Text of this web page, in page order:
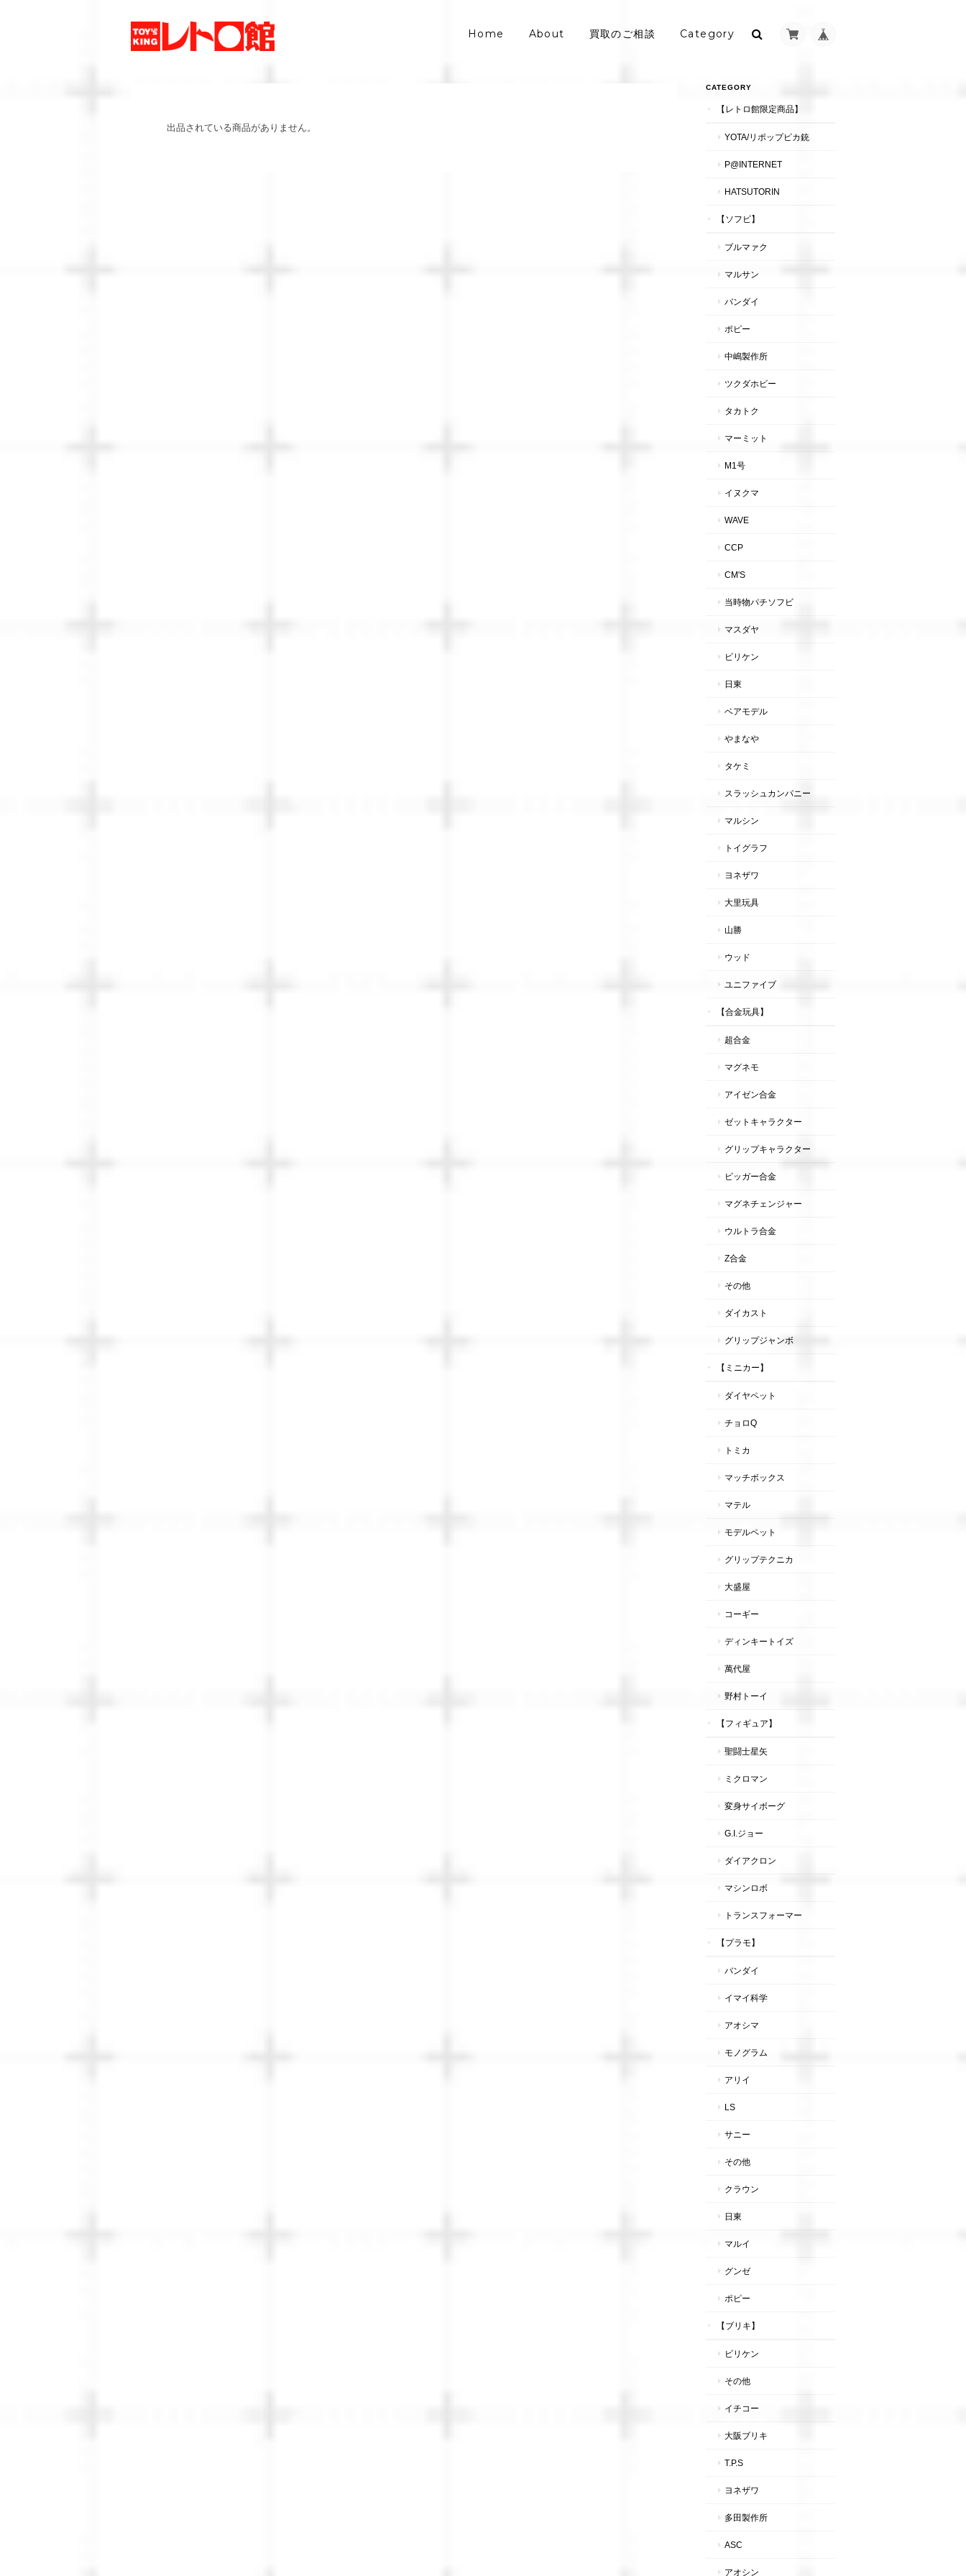
Home About 買取のご相談 Category
出品されている商品がありません。
CATEGORY
【レトロ館限定商品】
YOTA/リポップピカ銃
P@INTERNET
HATSUTORIN
【ソフビ】
ブルマァク
マルサン
バンダイ
ポピー
中嶋製作所
ツクダホビー
タカトク
マーミット
M1号
イヌクマ
WAVE
CCP
CM'S
当時物パチソフビ
マスダヤ
ビリケン
日東
ベアモデル
やまなや
タケミ
スラッシュカンパニー
マルシン
トイグラフ
ヨネザワ
大里玩具
山勝
ウッド
ユニファイブ
【合金玩具】
超合金
マグネモ
アイゼン合金
ゼットキャラクター
グリップキャラクター
ビッガー合金
マグネチェンジャー
ウルトラ合金
Z合金
その他
ダイカスト
グリップジャンボ
【ミニカー】
ダイヤペット
チョロQ
トミカ
マッチボックス
マテル
モデルペット
グリップテクニカ
大盛屋
コーギー
ディンキートイズ
萬代屋
野村トーイ
【フィギュア】
聖闘士星矢
ミクロマン
変身サイボーグ
G.I.ジョー
ダイアクロン
マシンロボ
トランスフォーマー
【プラモ】
バンダイ
イマイ科学
アオシマ
モノグラム
アリイ
LS
サニー
その他
クラウン
日東
マルイ
グンゼ
ポピー
【ブリキ】
ビリケン
その他
イチコー
大阪ブリキ
T.P.S
ヨネザワ
多田製作所
ASC
アオシン